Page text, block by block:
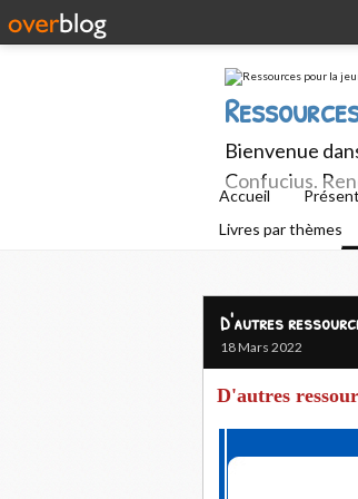
Bienvenue
Confucius.
Accueil
Livres par thèmes
D'autres
18 Mars 2022
D'autres